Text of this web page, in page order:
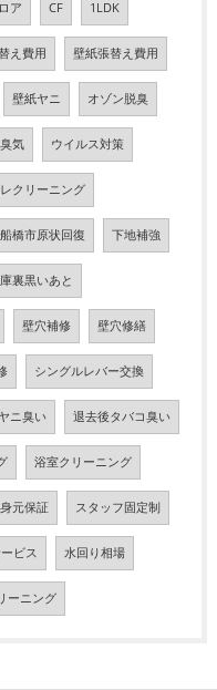
ア CF 1LDK
え費用 壁紙張替え費用
壁紙ヤニ オゾン脱臭
気 ウイルス対策
レクリーニング
船橋市原状回復 下地補強
裏黒いあと
壁穴補修 壁穴修繕
シングルレバー交換
ニ臭い 退去後タバコ臭い
浴室クリーニング
身元保証 スタッフ固定制
ビス 水回り相場
ーニング